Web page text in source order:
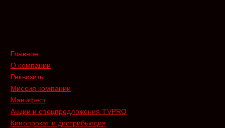
Главное
О компании
Реквизиты
Миссия компании
Манифест
Акции и спецпредложения TVPRO
Кинопрокат и дистрибьюция